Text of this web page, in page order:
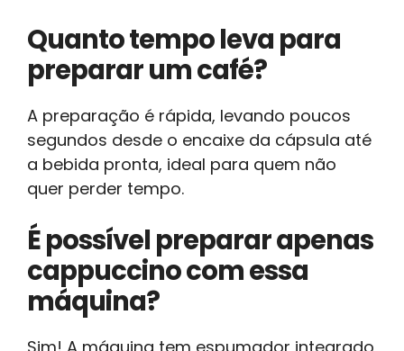
Quanto tempo leva para
preparar um café?
A preparação é rápida, levando poucos
segundos desde o encaixe da cápsula até
a bebida pronta, ideal para quem não
quer perder tempo.
É possível preparar apenas
cappuccino com essa
máquina?